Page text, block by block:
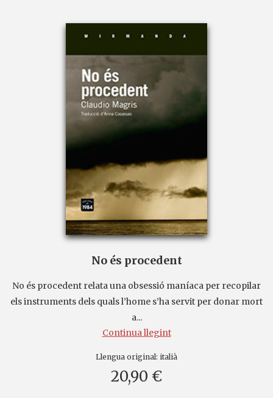
No és procedent
No és procedent relata una obsessió maníaca per recopilar
els instruments dels quals l’home s’ha servit per donar mort
a...
Continua llegint
Llengua original: italià
20,90 €